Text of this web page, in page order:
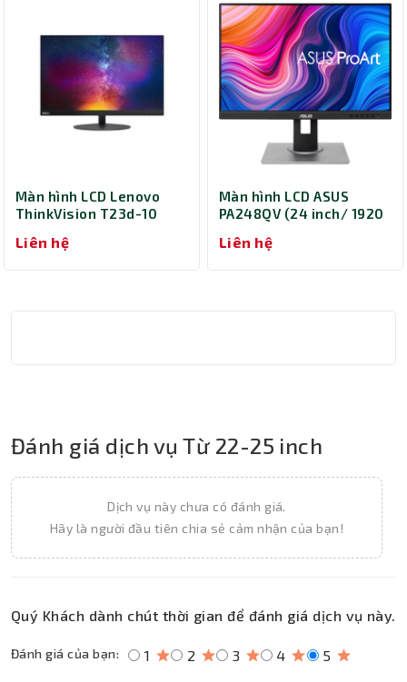
Màn hình LCD Lenovo
ThinkVision T23d-10
Liên hệ
Màn hình LCD ASUS
PA248QV (24 inch/ 1920
5ms/ 75Hz)
Liên hệ
Đánh giá dịch vụ Từ 22-25 inch
Dịch vụ này chưa có đánh giá.
Hãy là người đầu tiên chia sẻ cảm nhận của bạn!
Quý Khách dành chút thời gian để đánh giá dịch vụ này.
Đánh giá của bạn: 1 2 3 4 5